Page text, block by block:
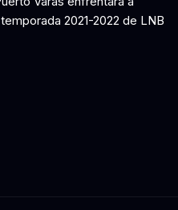
2021-2022 de LNB